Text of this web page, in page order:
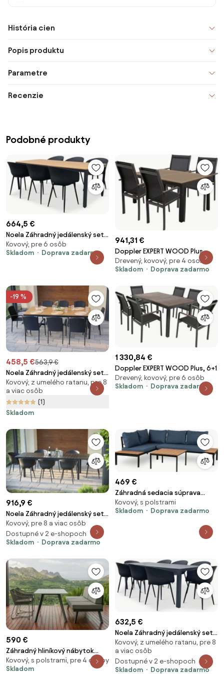
História cien
Popis produktu
Parametre
Recenzie
Podobné produkty
664,5 €
Noela Záhradný jedálenský set
Milano + 6x stolička Rikke
Kovový, pre 6 osôb
Skladom
Doprava zadarmo
941,31 €
Doppler EXPERT WOOD Plus,
obdĺžnikový stôl, 4+1
Drevený, kovový, pre 4 osoby
Skladom
Doprava zadarmo
-19 %
458,5 €563,9 €
Noela Záhradný jedálenský set
Milano + 8x ratanová stolička
Roma
Kovový, z umelého ratanu, pre 8
a viac osôb
(1)
Skladom
1 330,84 €
Doppler EXPERT WOOD Plus, 6+1
Drevený, kovový, pre 6 osôb
Skladom
Doprava zadarmo
916,9 €
Noela Záhradný jedálenský set
Grande Lungo + 8x stolička
Rikke
Kovový, pre 8 a viac osôb
Dostupné v 2 e-shopoch
Skladom
Doprava zadarmo
469 €
Záhradná sedacia súprava
HARRIS Tmavo modrá/Čierna –
Rohová pohovka, kovový
Kovový, s polstrami
Skladom
Doprava zadarmo
590 €
Záhradný hliníkový nábytok
OPAL tmavosivý
Kovový, s polstrami, pre 4 osoby
Skladom
632,5 €
Noela Záhradný jedálenský set
Viking XL 190cm + 8x stolička
Rikke
Kovový, z umelého ratanu, pre 8
a viac osôb
Dostupné v 2 e-shopoch
Skladom
Doprava zadarmo